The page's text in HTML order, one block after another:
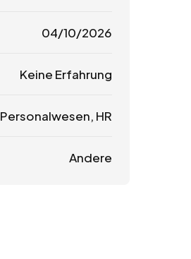
04/10/2026
Keine Erfahrung
Personalwesen, HR
Andere